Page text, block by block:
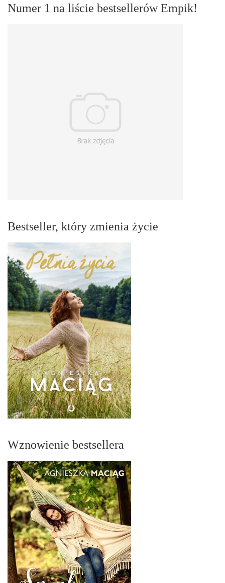
Numer 1 na liście bestsellerów Empik!
Bestseller, który zmienia życie
Wznowienie bestsellera